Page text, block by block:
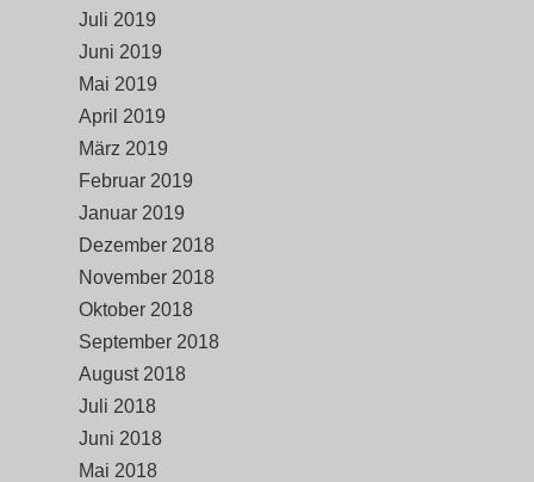
Juli 2019
Juni 2019
Mai 2019
April 2019
März 2019
Februar 2019
Januar 2019
Dezember 2018
November 2018
Oktober 2018
September 2018
August 2018
Juli 2018
Juni 2018
Mai 2018